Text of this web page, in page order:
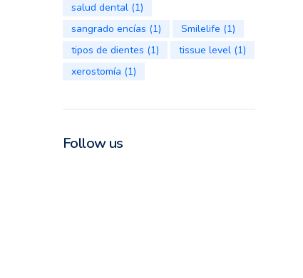
salud dental(1)
sangrado encías (1) Smilelife (1)
tipos de dientes (1) tissue level(1)
xerostomía (1)
Follow us